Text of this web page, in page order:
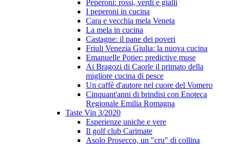
Peperoni: rossi, verdi e gialli
I peperoni in cucina
Cara e vecchia mela Veneta
La mela in cucina
Castagne: il pane dei poveri
Friuli Venezia Giulia: la nuova cucina
Emanuelle Potier: predictive muse
Ai Bragozi di Caorle il primato della
migliore cucina di pesce
Un caffè d'autore nel cuore del Vomero
Cinquant'anni di brindisi con Enoteca
Regionale Emilia Romagna
Taste Vin 3/2020
Esperienze uniche e vere
Il golf club Carimate
Asolo Prosecco, un "cru" di collina